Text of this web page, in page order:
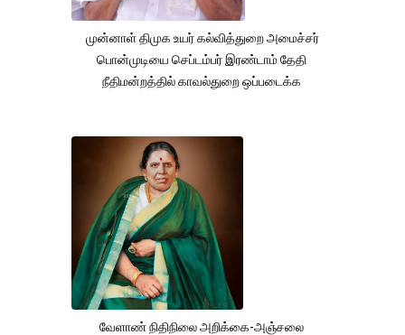
முன்னாள் திமுக உயர் கல்வித்துறை அமைச்சர்
பொன்முடியை செப்டம்பர் இரண்டாம் தேதி
நீதிமன்றத்தில் காவல்துறை ஒப்படைக்க
வேளாண் நிதிநிலை அறிக்கை-அஞ்சலை